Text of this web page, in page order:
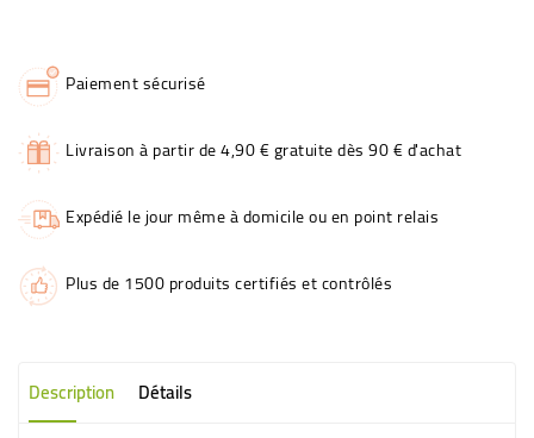
Paiement sécurisé
Livraison à partir de 4,90 € gratuite dès 90 € d'achat
Expédié le jour même à domicile ou en point relais
Plus de 1500 produits certifiés et contrôlés
Description Détails